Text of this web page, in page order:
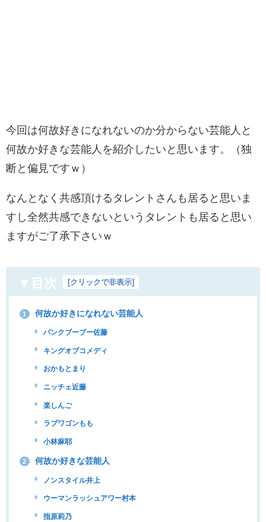
今回は何故好きになれないのか分からない芸能人と
何故か好きな芸能人を紹介したいと思います。（独
断と偏見ですｗ）
なんとなく共感頂けるタレントさんも居ると思いま
すし全然共感できないというタレントも居ると思い
ますがご了承下さいｗ
▼目次 [クリックで非表示]
1 何故か好きになれない芸能人
パンクブーブー佐藤
キングオブコメディ
おかもとまり
ニッチェ近藤
楽しんご
ラブワゴンもも
小林麻耶
2 何故か好きな芸能人
ノンスタイル井上
ウーマンラッシュアワー村本
指原莉乃